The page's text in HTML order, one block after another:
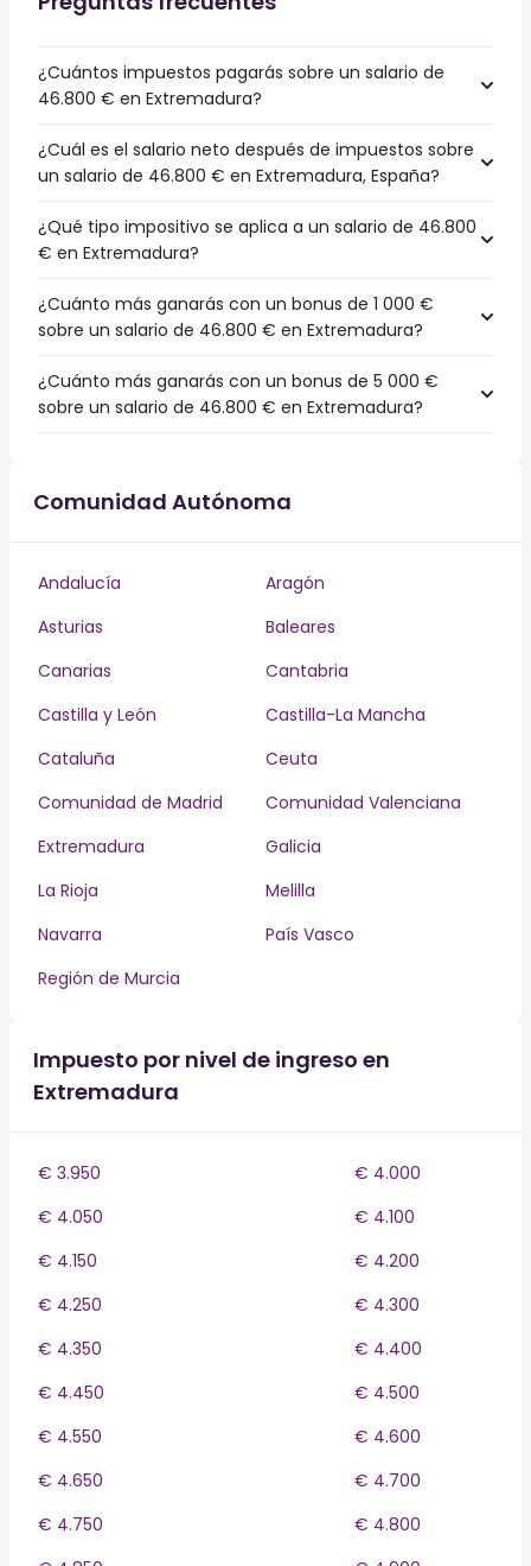
¿Cuántos impuestos pagarás sobre un salario de
46.800 € en Extremadura?
¿Cuál es el salario neto después de impuestos sobre
un salario de 46.800 € en Extremadura, España?
¿Qué tipo impositivo se aplica a un salario de 46.800
€ en Extremadura?
¿Cuánto más ganarás con un bonus de 1 000 €
sobre un salario de 46.800 € en Extremadura?
¿Cuánto más ganarás con un bonus de 5 000 €
sobre un salario de 46.800 € en Extremadura?
Comunidad Autónoma
Andalucía
Aragón
Asturias
Baleares
Canarias
Cantabria
Castilla y León
Castilla-La Mancha
Cataluña
Ceuta
Comunidad de Madrid
Comunidad Valenciana
Extremadura
Galicia
La Rioja
Melilla
Navarra
País Vasco
Región de Murcia
Impuesto por nivel de ingreso en
Extremadura
€ 3.950
€ 4.000
€ 4.050
€ 4.100
€ 4.150
€ 4.200
€ 4.250
€ 4.300
€ 4.350
€ 4.400
€ 4.450
€ 4.500
€ 4.550
€ 4.600
€ 4.650
€ 4.700
€ 4.750
€ 4.800